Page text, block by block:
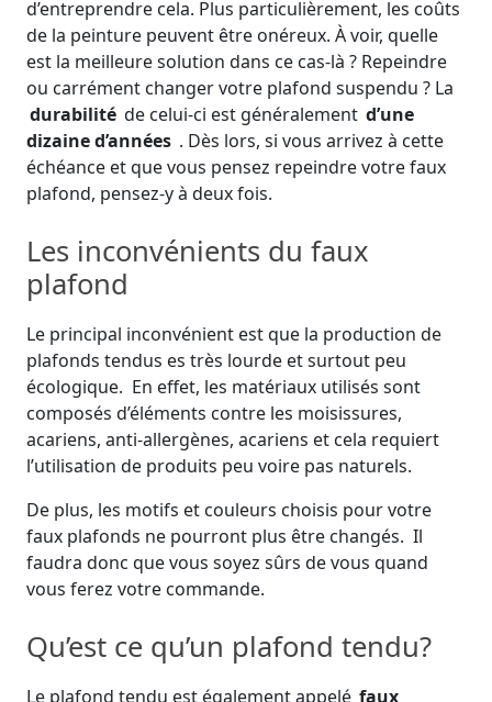
d’entreprendre cela. Plus particulièrement, les coûts
de la peinture peuvent être onéreux. À voir, quelle
est la meilleure solution dans ce cas-là ? Repeindre
ou carrément changer votre plafond suspendu ? La
durabilité de celui-ci est généralement d’une
dizaine d’années . Dès lors, si vous arrivez à cette
échéance et que vous pensez repeindre votre faux
plafond, pensez-y à deux fois.
Les inconvénients du faux
plafond
Le principal inconvénient est que la production de
plafonds tendus es très lourde et surtout peu
écologique. En effet, les matériaux utilisés sont
composés d’éléments contre les moisissures,
acariens, anti-allergènes, acariens et cela requiert
l’utilisation de produits peu voire pas naturels.
De plus, les motifs et couleurs choisis pour votre
faux plafonds ne pourront plus être changés. Il
faudra donc que vous soyez sûrs de vous quand
vous ferez votre commande.
Qu’est ce qu’un plafond tendu?
Le plafond tendu est également appelé faux